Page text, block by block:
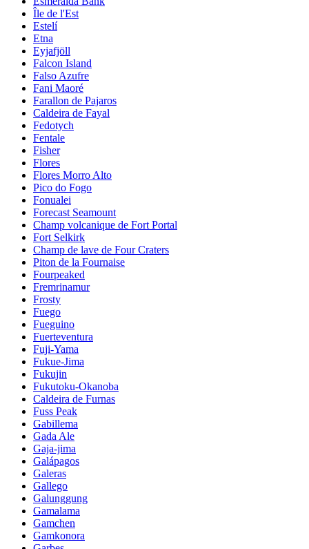
Île de l'Est
Estelí
Etna
Eyjafjöll
Falcon Island
Falso Azufre
Fani Maoré
Farallon de Pajaros
Caldeira de Fayal
Fedotych
Fentale
Fisher
Flores
Flores Morro Alto
Pico do Fogo
Fonualei
Forecast Seamount
Champ volcanique de Fort Portal
Fort Selkirk
Champ de lave de Four Craters
Piton de la Fournaise
Fourpeaked
Fremrinamur
Frosty
Fuego
Fueguino
Fuerteventura
Fuji-Yama
Fukue-Jima
Fukujin
Fukutoku-Okanoba
Caldeira de Furnas
Fuss Peak
Gabillema
Gada Ale
Gaja-jima
Galápagos
Galeras
Gallego
Galunggung
Gamalama
Gamchen
Gamkonora